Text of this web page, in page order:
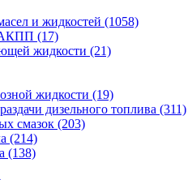
и жидкостей (1058)
АКПП (17)
жидкости (21)
жидкости (19)
дизельного топлива (311)
смазок (203)
(214)
(138)